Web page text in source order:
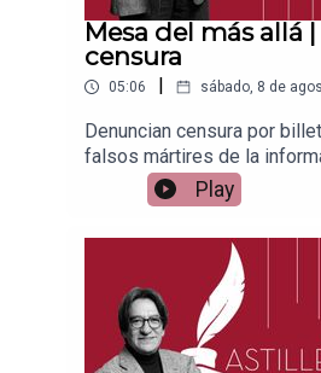
Mesa del más allá
censura
05:06 sábado, 8 de
Denuncian censura por
falsos mártires de la
apoyar vía
Patreon:https://
ace para hacer donaciones
PayPal:https://
a para hacer transferencias
nombre de Julio Hernández
1539408017CLABE: 012
2Tienda:https://
Play